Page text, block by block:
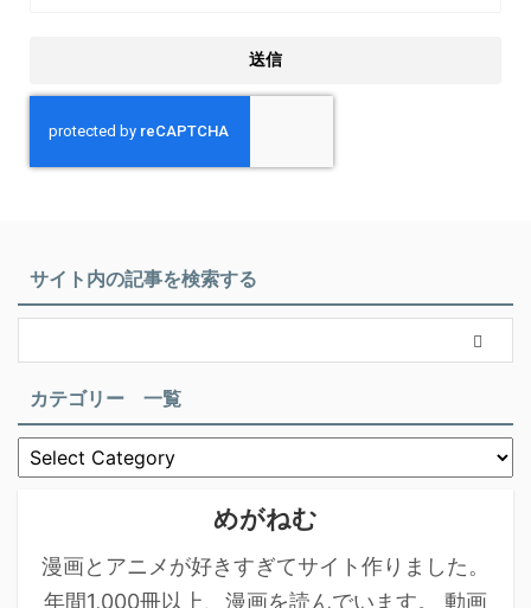
サイト内の記事を検索する
カテゴリー 一覧
めがねむ
漫画とアニメが好きすぎてサイト作りました。
年間1,000冊以上、漫画を読んでいます。 動画